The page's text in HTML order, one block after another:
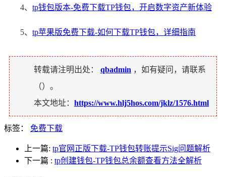
4、 tp钱包版本-免费下载TP钱包，开启数字资产新体验
5、 tp苹果版免费下载-如何下载TP钱包，详细指南
转载请注明出处： qbadmin ，如有疑问，请联系
（）。
本文地址： https://www.hlj5hos.com/jklz/1576.html
标签： 免费下载
上一篇: tp官网正版下载-TP钱包转账提示Sig问题解析
下一篇 : tp创建钱包-TP钱包总余额查看方法全解析